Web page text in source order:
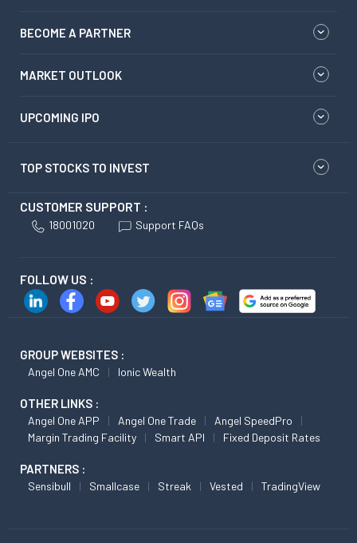
BECOME A PARTNER
MARKET OUTLOOK
UPCOMING IPO
TOP STOCKS TO INVEST
CUSTOMER SUPPORT :
18001020 Support FAQs
FOLLOW US :
GROUP WEBSITES :
Angel One AMC Ionic Wealth
OTHER LINKS :
Angel One APP Angel One Trade
Angel SpeedPro
Margin Trading Facility
Smart API Fixed Deposit Rates
PARTNERS :
Sensibull Smallcase Streak Vested TradingView